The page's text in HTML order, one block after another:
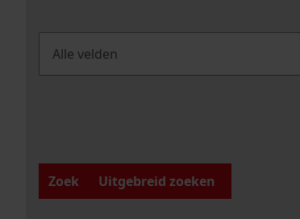
Zoek
Uitgebreid zoeken